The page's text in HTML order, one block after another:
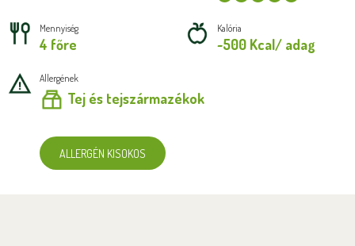
Mennyiség
4 főre
Kalória
~500 Kcal/ adag
Allergének
Tej és tejszármazékok
ALLERGÉN KISOKOS